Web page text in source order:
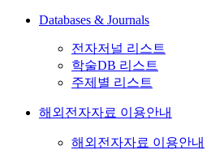
Databases & Journals
전자저널 리스트
학술DB 리스트
주제별 리스트
해외전자자료 이용안내
해외전자자료 이용안내